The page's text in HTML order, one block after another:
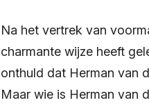
Na het vertrek van
charmante wijze heeft
onthuld dat Herman van
Maar wie is Herman van